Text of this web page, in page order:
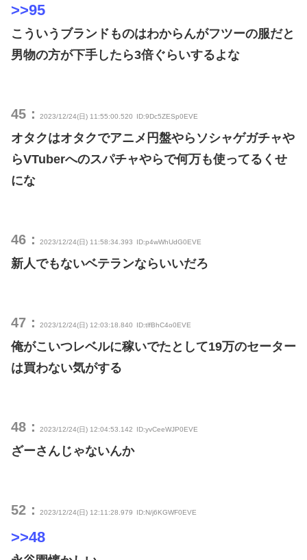
>>95
こういうブランドものはわからんがフツーの服だと
男物の方が下手したら3倍ぐらいするよな
45： 2023/12/24(日) 11:55:00.520 ID:9Dc5ZESp0EVE
オタクはオタクでアニメ円盤やらソシャゲガチャや
らVTuberへのスパチャやらで何万も使ってるくせ
にな
46： 2023/12/24(日) 11:58:34.393 ID:p4wWhUdG0EVE
新人でもないベテランならいいだろ
47： 2023/12/24(日) 12:03:18.840 ID:tlfBhC4o0EVE
俺がこいつレベルに稼いでたとして19万のセーター
は買わない気がする
48： 2023/12/24(日) 12:04:53.142 ID:yvCeeWJP0EVE
ざーさんじゃないんか
52： 2023/12/24(日) 12:11:28.979 ID:N/j6KGWF0EVE
>>48